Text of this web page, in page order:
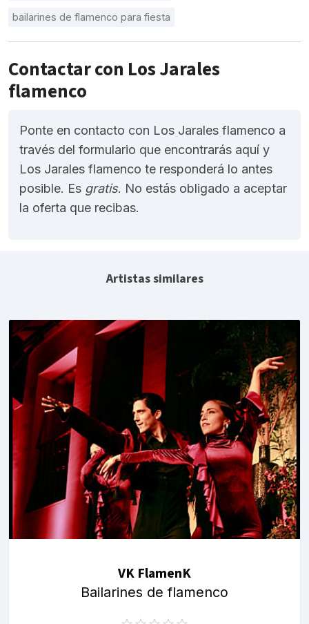
bailarines de flamenco para fiesta
Contactar con Los Jarales
flamenco
Ponte en contacto con Los Jarales flamenco a
través del formulario que encontrarás aquí y
Los Jarales flamenco te responderá lo antes
posible. Es gratis. No estás obligado a aceptar
la oferta que recibas.
Artistas similares
VK FlamenK
Bailarines de flamenco